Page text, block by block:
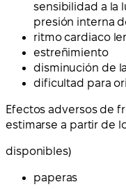
sensibilidad a la
presión interna
ritmo cardiaco
estreñimiento
disminución de
dificultad para
Efectos adversos de
estimarse a partir de
disponibles)
paperas